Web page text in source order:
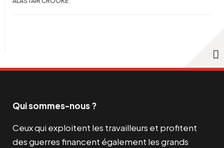
Qui sommes-nous ?
Ceux qui exploitent les travailleurs et profitent
des guerres financent également les grands